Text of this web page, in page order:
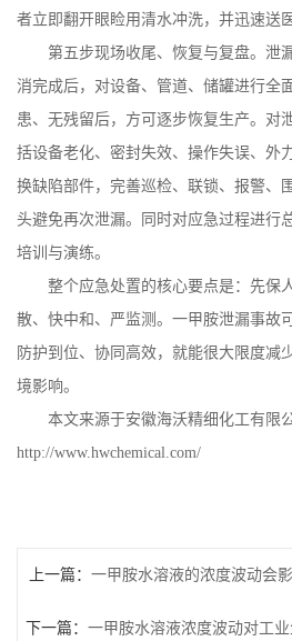
者立即翻开眼睑用清水冲洗，并迅速送
第五步现场收尾、恢复与复盘。泄
消完成后，对设备、管道、储罐进行全
患、无残留后，方可逐步恢复生产。对
括设备老化、密封失效、操作失误、外
换缺陷部件，完善巡检、联锁、报警、
头避免再次泄漏。同时对应急过程进行
培训与演练。
整个应急处置的核心要点是：先保
散、快中和、严监测。一甲胺泄漏事故
防护到位、协同高效，就能很大限度减
境影响。
本文来源于安徽海沃精细化工有限
http://www.hwchemical.com/
上一篇： 一甲胺水溶液的浓度波动会
下一篇： 一甲胺水溶液浓度波动对工